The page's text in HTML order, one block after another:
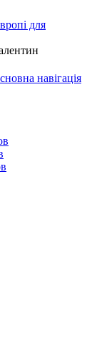
для
навігація